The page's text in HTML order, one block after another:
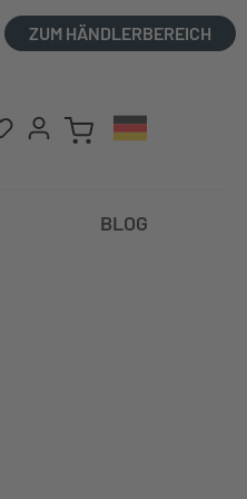
ZUM HÄNDLERBEREICH
BLOG